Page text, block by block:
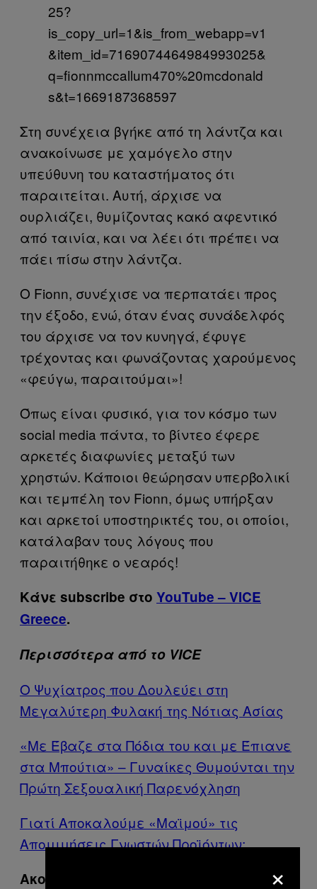
25?
is_copy_url=1&is_from_webapp=v1
&item_id=7169074464984993025&
q=fionnmccallum470%20mcdonald
s&t=1669187368597
Στη συνέχεια βγήκε από τη λάντζα και
ανακοίνωσε με χαμόγελο στην
υπεύθυνη του καταστήματος ότι
παραιτείται. Αυτή, άρχισε να
ουρλιάζει, θυμίζοντας κακό αφεντικό
από ταινία, και να λέει ότι πρέπει να
πάει πίσω στην λάντζα.
Ο Fionn, συνέχισε να περπατάει προς
την έξοδο, ενώ, όταν ένας συνάδελφός
του άρχισε να τον κυνηγά, έφυγε
τρέχοντας και φωνάζοντας χαρούμενος
«φεύγω, παραιτούμαι»!
Όπως είναι φυσικό, για τον κόσμο των
social media πάντα, το βίντεο έφερε
αρκετές διαφωνίες μεταξύ των
χρηστών. Κάποιοι θεώρησαν υπερβολικί
και τεμπέλη τον Fionn, όμως υπήρξαν
και αρκετοί υποστηρικτές του, οι οποίοι,
κατάλαβαν τους λόγους που
παραιτήθηκε ο νεαρός!
Κάνε subscribe στο YouTube – VICE
Greece.
Περισσότερα από το VICE
Ο Ψυχίατρος που Δουλεύει στη
Μεγαλύτερη Φυλακή της Νότιας Ασίας
«Με Έβαζε στα Πόδια του και με Έπιανε
στα Μπούτια» – Γυναίκες Θυμούνται την
Πρώτη Σεξουαλική Παρενόχληση
Γιατί Αποκαλούμε «Μαϊμού» τις
Απομιμήσεις Γνωστών Προϊόντων;
Ακολουθήστε το VICE
×